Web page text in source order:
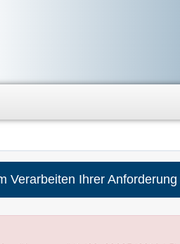
Verarbeiten Ihrer